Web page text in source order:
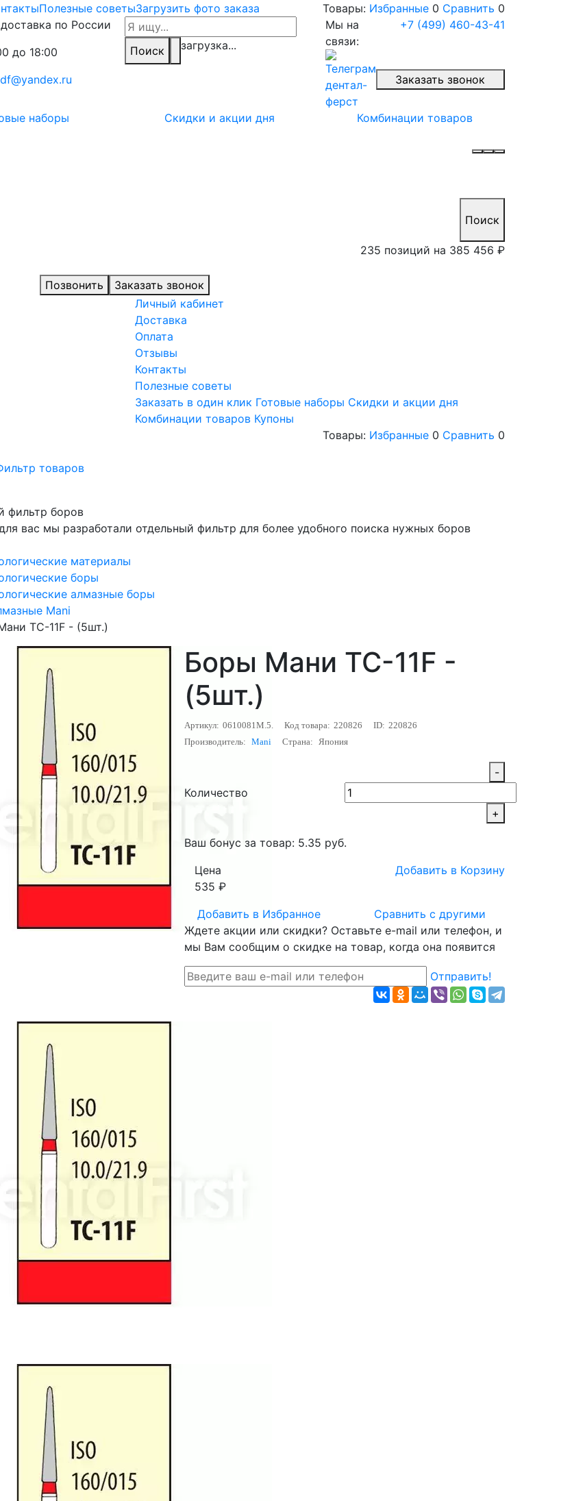
Полезные советыЗагрузить фото заказа Товары: Избранные 0 Сравнить 0
по России
до 18:00
Поиск загрузка...
Мы на
связи:
+7 (499) 460-43-41
Заказать звонок
наборы Скидки и акции дня
Комбинации товаров
Поиск
235 позиций на 385 456 ₽
Позвонить
Заказать звонок
Личный кабинет
Доставка
Оплата
Отзывы
Контакты
Полезные советы
Заказать в один клик Готовые наборы Скидки и акции дня
Комбинации товаров Купоны
Товары: Избранные 0 Сравнить 0
товаров
фильтр боров
вас мы разработали отдельный фильтр для более удобного поиска нужных боров
материалы
боры
алмазные боры
Mani
TC-11F - (5шт.)
Боры Мани TC-11F -
(5шт.)
Артикул: 0610081M.5. Код товара: 220826 ID: 220826
Производитель: Mani Страна: Япония
Количество
-
+
Ваш бонус за товар: 5.35 руб.
Цена
535 ₽
Добавить в Корзину
Добавить в Избранное
Сравнить с другими
Ждете акции или скидки? Оставьте e-mail или телефон, и
мы Вам сообщим о скидке на товар, когда она появится
Отправить!